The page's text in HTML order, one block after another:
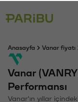
Anasayfa Vanar fiyatı
Vanar
Performansı
Vanar'ın yıllar